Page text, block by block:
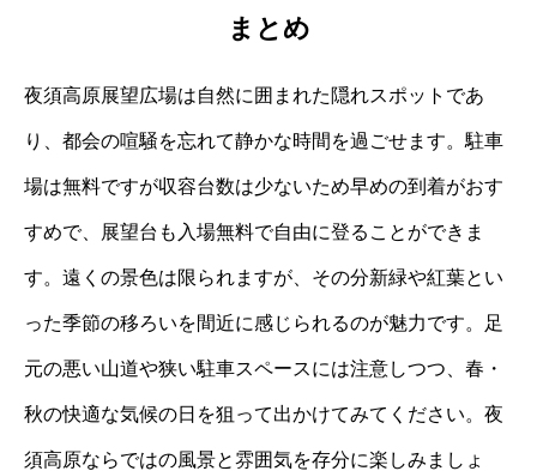
まとめ
夜須高原展望広場は自然に囲まれた隠れスポットであ
り、都会の喧騒を忘れて静かな時間を過ごせます。駐車
場は無料ですが収容台数は少ないため早めの到着がおす
すめで、展望台も入場無料で自由に登ることができま
す。遠くの景色は限られますが、その分新緑や紅葉とい
った季節の移ろいを間近に感じられるのが魅力です。足
元の悪い山道や狭い駐車スペースには注意しつつ、春・
秋の快適な気候の日を狙って出かけてみてください。夜
須高原ならではの風景と雰囲気を存分に楽しみましょ